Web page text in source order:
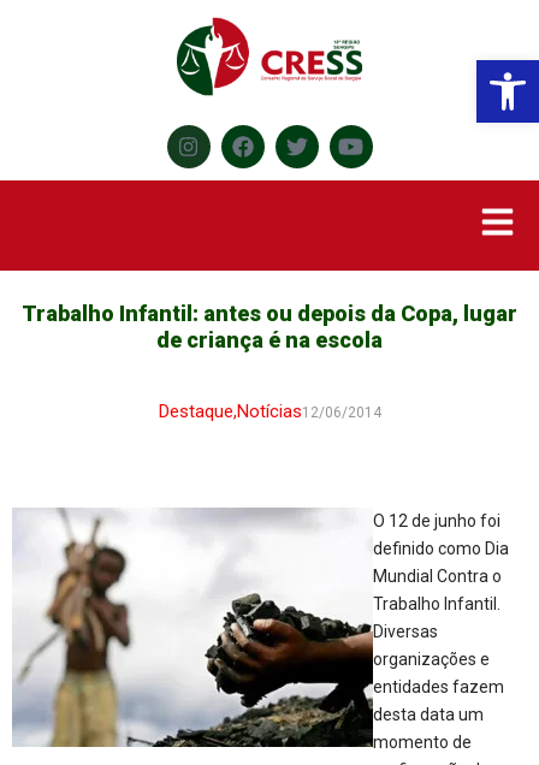
Trabalho Infantil: antes ou depois da Copa, lugar
de criança é na escola
Destaque,Notícias12/06/2014
O 12 de junho foi
definido como Dia
Mundial Contra o
Trabalho Infantil.
Diversas
organizações e
entidades fazem
desta data um
momento de